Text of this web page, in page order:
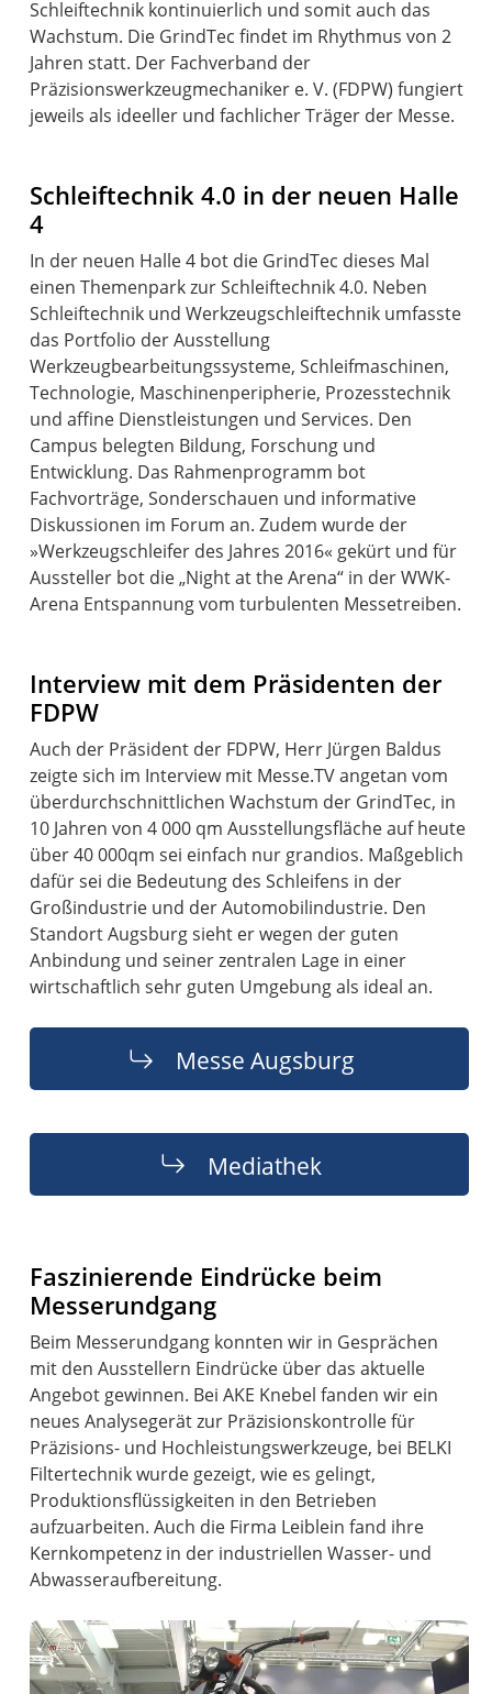
Schleiftechnik kontinuierlich und somit auch das
Wachstum. Die GrindTec findet im Rhythmus von 2
Jahren statt. Der Fachverband der
Präzisionswerkzeugmechaniker e. V. (FDPW) fungiert
jeweils als ideeller und fachlicher Träger der Messe.
Schleiftechnik 4.0 in der neuen Halle
4
In der neuen Halle 4 bot die GrindTec dieses Mal
einen Themenpark zur Schleiftechnik 4.0. Neben
Schleiftechnik und Werkzeugschleiftechnik umfasste
das Portfolio der Ausstellung
Werkzeugbearbeitungssysteme, Schleifmaschinen,
Technologie, Maschinenperipherie, Prozesstechnik
und affine Dienstleistungen und Services. Den
Campus belegten Bildung, Forschung und
Entwicklung. Das Rahmenprogramm bot
Fachvorträge, Sonderschauen und informative
Diskussionen im Forum an. Zudem wurde der
»Werkzeugschleifer des Jahres 2016« gekürt und für
Aussteller bot die „Night at the Arena“ in der WWK-
Arena Entspannung vom turbulenten Messetreiben.
Interview mit dem Präsidenten der
FDPW
Auch der Präsident der FDPW, Herr Jürgen Baldus
zeigte sich im Interview mit Messe.TV angetan vom
überdurchschnittlichen Wachstum der GrindTec, in
10 Jahren von 4 000 qm Ausstellungsfläche auf heute
über 40 000qm sei einfach nur grandios. Maßgeblich
dafür sei die Bedeutung des Schleifens in der
Großindustrie und der Automobilindustrie. Den
Standort Augsburg sieht er wegen der guten
Anbindung und seiner zentralen Lage in einer
wirtschaftlich sehr guten Umgebung als ideal an.
Messe Augsburg
Mediathek
Faszinierende Eindrücke beim
Messerundgang
Beim Messerundgang konnten wir in Gesprächen
mit den Ausstellern Eindrücke über das aktuelle
Angebot gewinnen. Bei AKE Knebel fanden wir ein
neues Analysegerät zur Präzisionskontrolle für
Präzisions- und Hochleistungswerkzeuge, bei BELKI
Filtertechnik wurde gezeigt, wie es gelingt,
Produktionsflüssigkeiten in den Betrieben
aufzuarbeiten. Auch die Firma Leiblein fand ihre
Kernkompetenz in der industriellen Wasser- und
Abwasseraufbereitung.